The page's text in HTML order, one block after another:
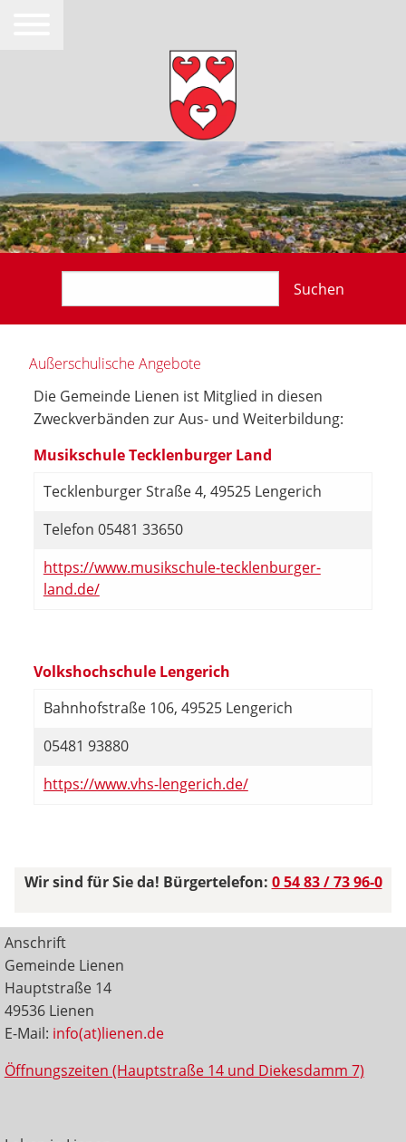
Suchen
Außerschulische Angebote
Die Gemeinde Lienen ist Mitglied in diesen
Zweckverbänden zur Aus- und Weiterbildung:
Musikschule Tecklenburger Land
Tecklenburger Straße 4, 49525 Lengerich
Telefon 05481 33650
https://www.musikschule-tecklenburger-
land.de/
Volkshochschule Lengerich
Bahnhofstraße 106, 49525 Lengerich
05481 93880
https://www.vhs-lengerich.de/
Wir sind für Sie da! Bürgertelefon: 0 54 83 / 73 96-0
Anschrift
Gemeinde Lienen
Hauptstraße 14
49536 Lienen
E-Mail: info(at)lienen.de
Öffnungszeiten (Hauptstraße 14 und Diekesdamm 7)